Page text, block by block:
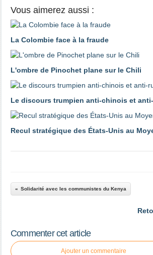
Vous aimerez aussi :
La Colombie face à la fraude
L'ombre de Pinochet plane sur le Chili
Le discours trumpien anti-chinois et
Recul stratégique des États-Unis au
Solidarité avec les communistes du Kenya
Commenter cet article
Ajouter un commentaire